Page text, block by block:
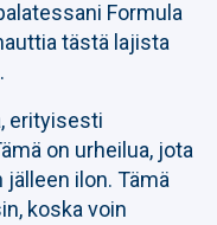
Formula
tästä lajista
erityisesti
on urheilua, jota
jälleen ilon. Tämä
koska voin